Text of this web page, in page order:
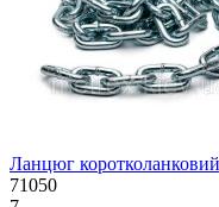
Ланцюг
71050